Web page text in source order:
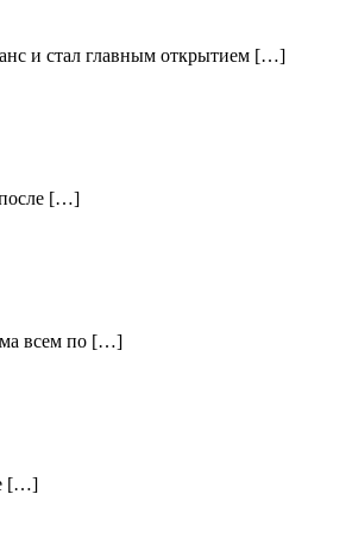
и стал главным открытием […]
после […]
всем по […]
[…]